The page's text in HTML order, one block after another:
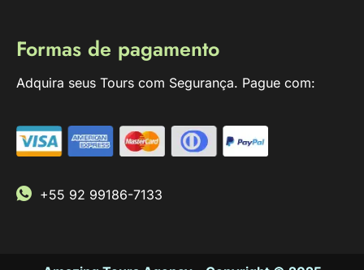
Formas de pagamento
Adquira seus Tours com Segurança. Pague com:
+55 92 99186-7133